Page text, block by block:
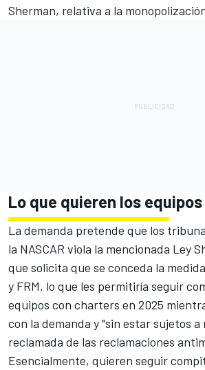
Sherman, relativa a la
Lo que quieren los equipos
La demanda pretende que los
la NASCAR viola la mencionada Ley
que solicita que se conceda la
y FRM, lo que les permitiría seguir
equipos con charters en 2025
con la demanda y "sin estar sujetos
reclamada de las reclamaciones
Esencialmente, quieren seguir